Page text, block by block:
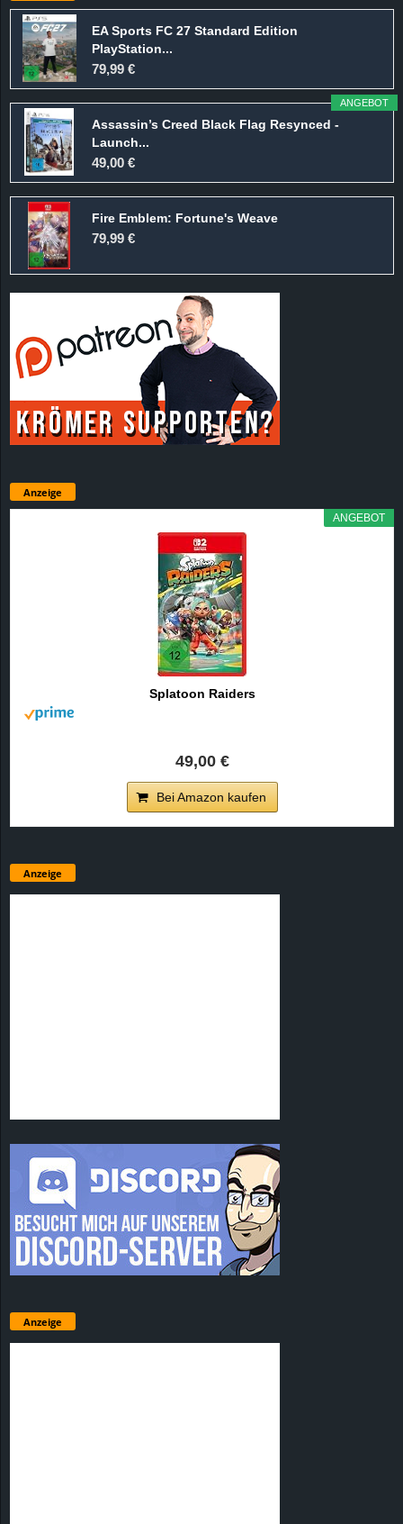
EA Sports FC 27 Standard Edition
PlayStation...
79,99 €
ANGEBOT
Assassin’s Creed Black Flag Resynced -
Launch...
49,00 €
Fire Emblem: Fortune's Weave
79,99 €
Anzeige
ANGEBOT
Splatoon Raiders
49,00 €
Bei Amazon kaufen
Anzeige
Anzeige